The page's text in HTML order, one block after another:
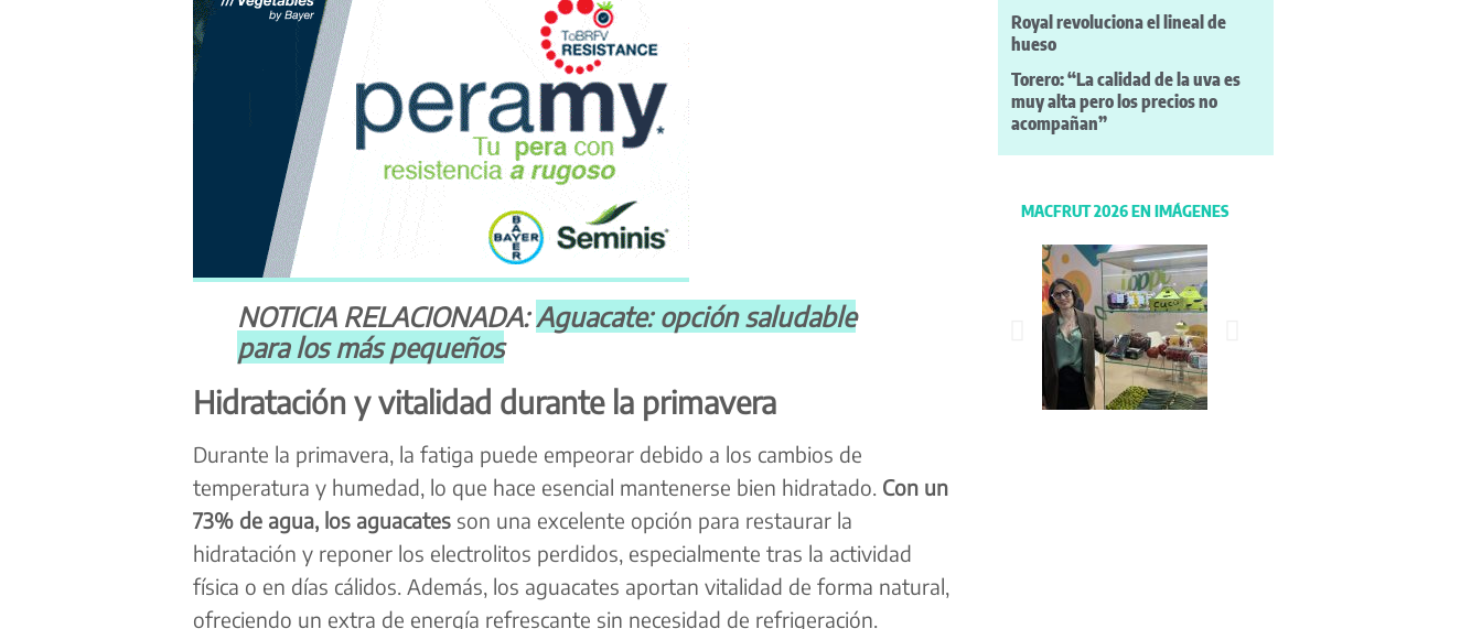
NOTICIA RELACIONADA:Aguacate: opción saludable
para los más pequeños
Hidratación y vitalidad durante la primavera
Durante la primavera, la fatiga puede empeorar debido a los cambios de
temperatura y humedad, lo que hace esencial mantenerse bien hidratado. Con un
73% de agua, los aguacates son una excelente opción para restaurar la
hidratación y reponer los electrolitos perdidos, especialmente tras la actividad
física o en días cálidos. Además, los aguacates aportan vitalidad de forma natural,
ofreciendo un extra de energía refrescante sin necesidad de refrigeración.
Royal revoluciona el lineal de
hueso
Torero: “La calidad de la uva es
muy alta pero los precios no
acompañan”
MACFRUT 2026 EN IMÁGENES